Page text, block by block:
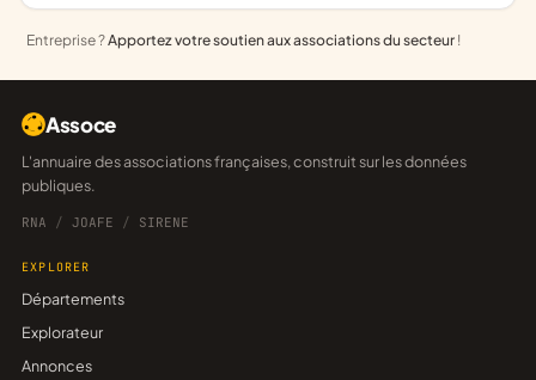
Entreprise ?Apportez votre soutien aux associations du secteur !
Assoce
L'annuaire des associations françaises, construit sur les données
publiques.
RNA / JOAFE / SIRENE
EXPLORER
Départements
Explorateur
Annonces